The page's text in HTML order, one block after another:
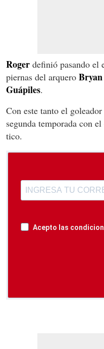
Roger definió pasando el
piernas del arquero Bryan
Guápiles.
Con este tanto el
segunda temporada con
tico.
Acepto las